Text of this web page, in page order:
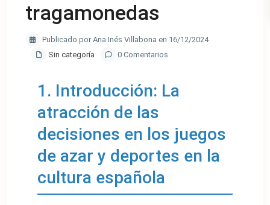
tragamonedas
Publicado por Ana Inés Villabona en 16/12/2024
Sin categoría
0 Comentarios
1. Introducción: La
atracción de las
decisiones en los juegos
de azar y deportes en la
cultura española